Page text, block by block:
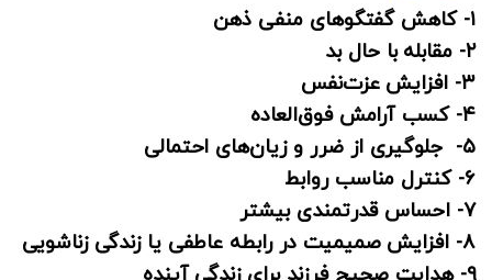
۱- کاهش گفتگوهای منفی ذهن
۲- مقابله با حال بد
۳- افزایش عزت‌نفس
۴- کسب آرامش فوق‌العاده
۵- جلوگیری از ضرر و زیان‌های احتمالی
۶- کنترل مناسب روابط
۷- احساس قدرتمندی بیشتر
۸- افزایش صمیمیت در رابطه عاطفی یا زندگی زناشویی